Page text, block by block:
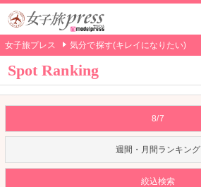
女子旅プレス 気分で探す(キレイになりたい)
Spot Ranking
8/7
週間・月間ランキング
絞込検索